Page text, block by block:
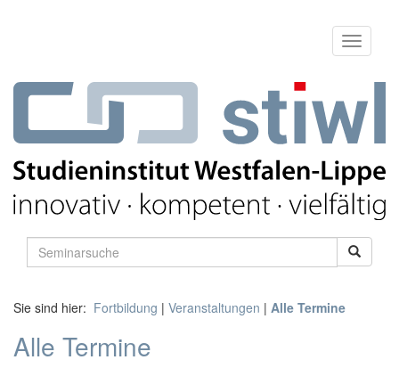
Sie sind hier: Fortbildung | Veranstaltungen | Alle Termine
Alle Termine